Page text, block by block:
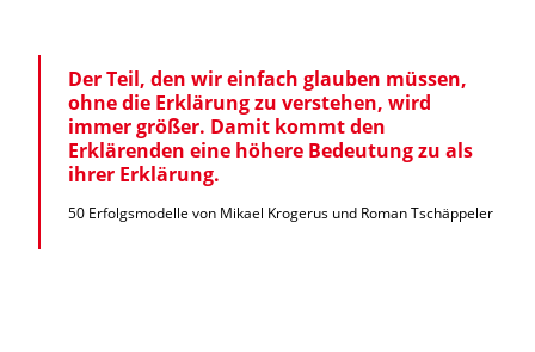
Der Teil, den wir einfach glauben müssen,
ohne die Erklärung zu verstehen, wird
immer größer. Damit kommt den
Erklärenden eine höhere Bedeutung zu als
ihrer Erklärung.
50 Erfolgsmodelle von Mikael Krogerus und Roman Tschäppeler